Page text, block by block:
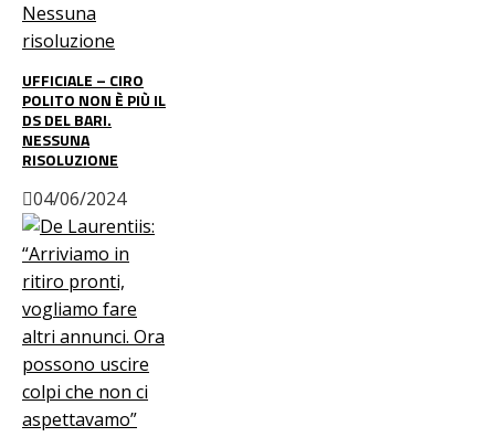
UFFICIALE – CIRO
POLITO NON È PIÙ IL
DS DEL BARI.
NESSUNA
RISOLUZIONE
04/06/2024